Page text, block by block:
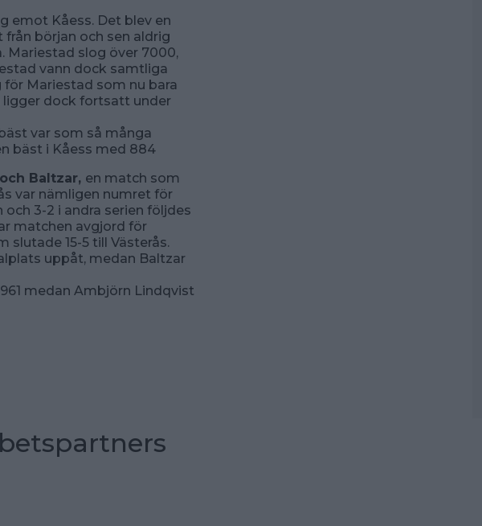
emot Kåess. Det blev en
början och sen aldrig
slog över 7000,
vann dock samtliga
för Mariestad som nu bara
ligger dock fortsatt under
var som så många
bäst i Kåess med 884
Baltzar, en match som
var nämligen numret för
3-2 i andra serien följdes
matchen avgjord för
15-5 till Västerås.
uppåt, medan Baltzar
medan Ambjörn Lindqvist